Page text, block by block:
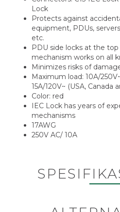
Lock
Protects against
equipment, PDUs,
etc.
PDU side locks at the
mechanism works on all
Minimizes risks of
Maximum load: 10A/
15A/120V~ (USA, Canada
Color: red
IEC Lock has years of
mechanisms
17AWG
250V AC/ 10A